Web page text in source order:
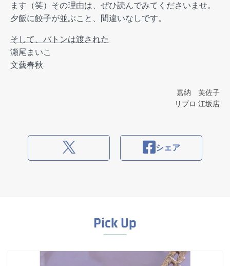
ます（笑）その理由は、ぜひ読んでみてくださいませ。
夕飯に餃子が並ぶこと、間違いなしです。
そして、バトンは渡された
瀬尾まいこ
文藝春秋
嘉納 芙佐子
リブロ 江坂店
シェア
Pick Up